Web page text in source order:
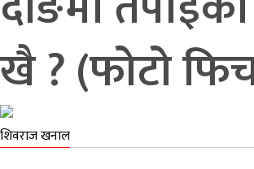
खै ? (फोटो
शिवराज खनाल